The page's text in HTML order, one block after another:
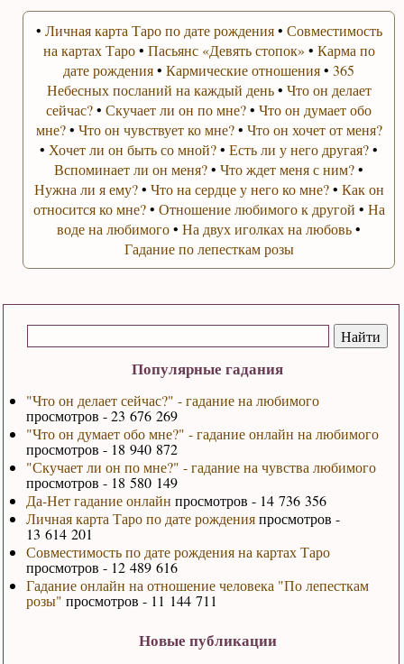
Популярные гадания
"Что он делает сейчас?" - гадание на любимого
просмотров - 23 676 269
"Что он думает обо мне?" - гадание онлайн на любимого
просмотров - 18 940 872
"Скучает ли он по мне?" - гадание на чувства любимого
просмотров - 18 580 149
Да-Нет гадание онлайн просмотров - 14 736 356
Личная карта Таро по дате рожденияпросмотров -
13 614 201
Совместимость по дате рождения на картах Таро
просмотров - 12 489 616
Гадание онлайн на отношение человека "По лепесткам
розы" просмотров - 11 144 711
Новые публикации
• Личная карта Таро по дате рождения• Совместимость
на картах Таро• Пасьянс «Девять стопок» • Карма по
дате рождения•Кармические отношения•365
Небесных посланий на каждый день• Что он делает
сейчас?•Скучает ли он по мне?•Что он думает обо
мне?• Что он чувствует ко мне?• Что он хочет от меня?
• Хочет ли он быть со мной?•Есть ли у него другая?•
Вспоминает ли он меня?•Что ждет меня с ним?•
Нужна ли я ему?• Что на сердце у него ко мне?• Как он
относится ко мне?• Отношение любимого к другой • На
воде на любимого•На двух иголках на любовь•
Гадание по лепесткам розы